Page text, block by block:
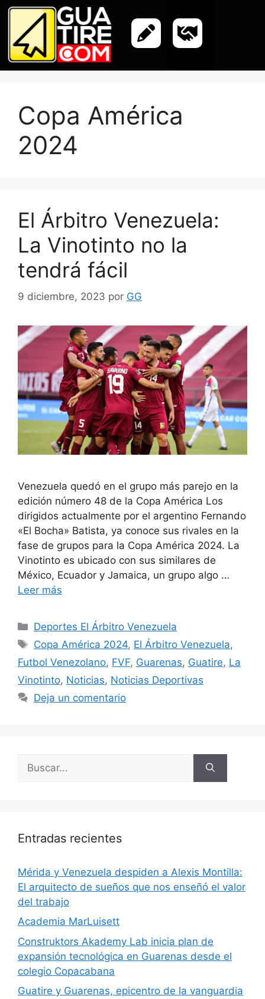
Copa América
2024
El Árbitro Venezuela:
La Vinotinto no la
tendrá fácil
9 diciembre, 2023 por GG
Venezuela quedó en el grupo más parejo en la
edición número 48 de la Copa América Los
dirigidos actualmente por el argentino Fernando
«El Bocha» Batista, ya conoce sus rivales en la
fase de grupos para la Copa América 2024. La
Vinotinto es ubicado con sus similares de
México, Ecuador y Jamaica, un grupo algo …
Leer más
Deportes El Árbitro Venezuela
Copa América 2024, El Árbitro Venezuela,
Futbol Venezolano, FVF, Guarenas, Guatire, La
Vinotinto, Noticias, Noticias Deportivas
Deja un comentario
Entradas recientes
​Mérida y Venezuela despiden a Alexis Montilla:
El arquitecto de sueños que nos enseñó el valor
del trabajo
Academia MarLuisett
Construktors Akademy Lab inicia plan de
expansión tecnológica en Guarenas desde el
colegio Copacabana
Guatire y Guarenas, epicentro de la vanguardia